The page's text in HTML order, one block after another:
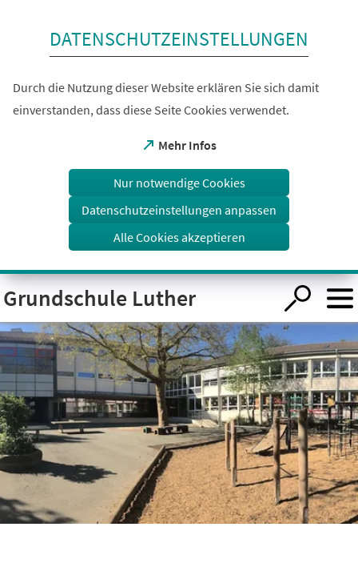
Visuelle
Assistenzsoftware
öffnen.
DATENSCHUTZEINSTELLUNGEN
Durch die Nutzung dieser Website erklären Sie sich damit
einverstanden, dass diese Seite Cookies verwendet.
Mehr Infos
(Öffnet
einem
Tab)
Nur notwendige Cookies
Datenschutzeinstellungen anpassen
Alle Cookies akzeptieren
Grundschule Luther